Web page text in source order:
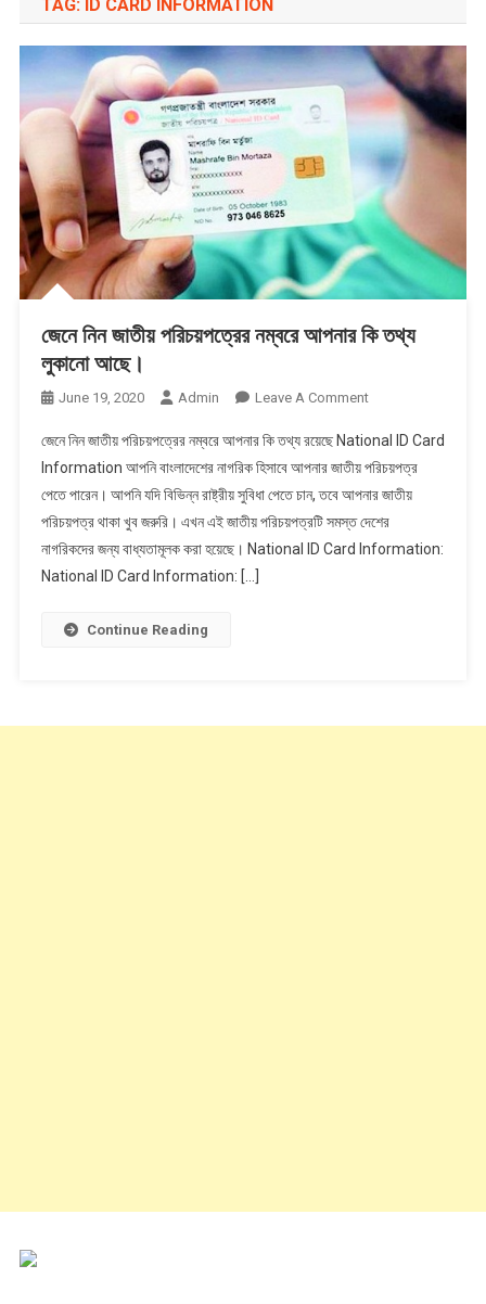
TAG: ID CARD INFORMATION
জেনে নিন জাতীয় পরিচয়পত্রের নম্বরে আপনার কি তথ্য
লুকানো আছে।
June 19, 2020 Admin Leave A CommentOn
নিন
জাতীয়
পরিচয়পত্রের
নম্বরে
আপনার
জেনে নিন জাতীয় পরিচয়পত্রের নম্বরে আপনার কি তথ্য রয়েছে National ID Card
Information আপনি বাংলাদেশের নাগরিক হিসাবে আপনার জাতীয় পরিচয়পত্র
পেতে পারেন। আপনি যদি বিভিন্ন রাষ্ট্রীয় সুবিধা পেতে চান, তবে আপনার জাতীয়
পরিচয়পত্র থাকা খুব জরুরি। এখন এই জাতীয় পরিচয়পত্রটি সমস্ত দেশের
নাগরিকদের জন্য বাধ্যতামূলক করা হয়েছে। National ID Card Information:
National ID Card Information: […]
Continue Reading